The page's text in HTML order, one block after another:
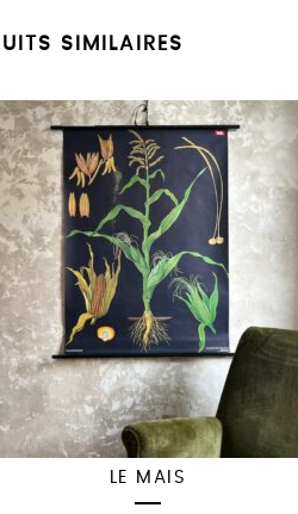
SIMILAIRES
LE MAIS